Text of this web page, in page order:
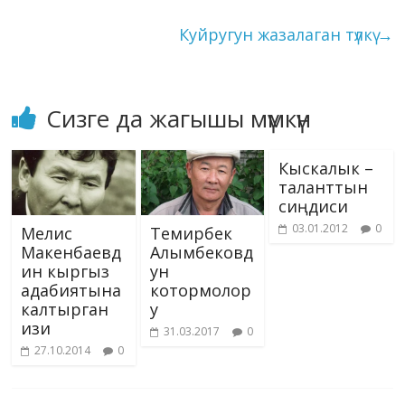
ki
Куйругун жазалаган түлкү→
Сизге да жагышы мүмкүн
Мелис
Макенбаевд
ин кыргыз
адабиятына
калтырган
изи
27.10.2014 0
Темирбек
Алымбековд
ун
котормолор
у
31.03.2017 0
Кыскалык –
таланттын
сиңдиси
03.01.2012 0